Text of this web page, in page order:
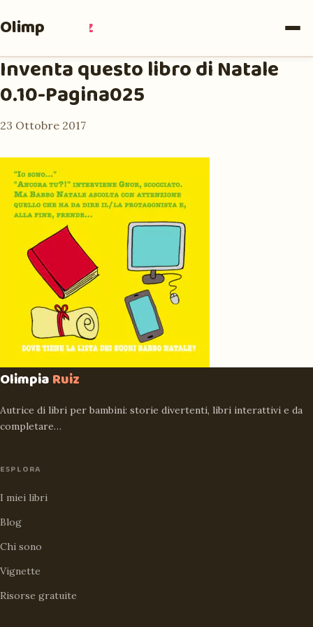
Olimpia Ruiz
Inventa questo libro di Natale
0.10-Pagina025
23 Ottobre 2017
OlimpiaRuiz
Autrice di libri per bambini: storie divertenti, libri interattivi e da
completare…
ESPLORA
I miei libri
Blog
Chi sono
Vignette
Risorse gratuite